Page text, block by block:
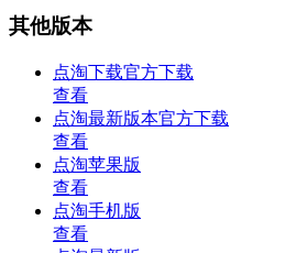
其他版本
点淘下载官方下载
查看
点淘最新版本官方下载
查看
点淘苹果版
查看
点淘手机版
查看